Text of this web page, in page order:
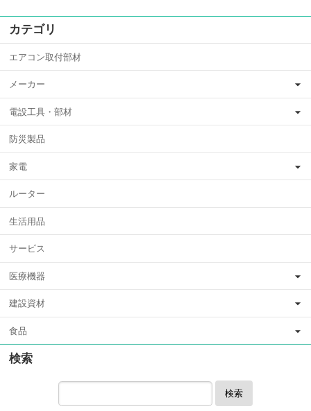
カテゴリ
エアコン取付部材
メーカー
電設工具・部材
防災製品
家電
ルーター
生活用品
サービス
医療機器
建設資材
食品
検索
検索